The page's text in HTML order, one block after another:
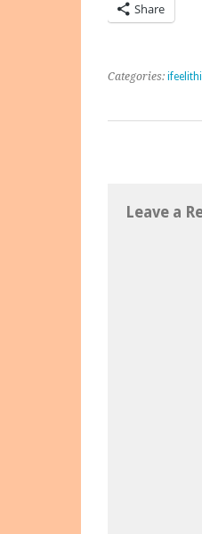
Share
Categories:
Leave a